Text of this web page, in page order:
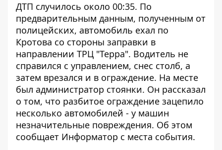
ДТП случилось около 00:35. По
предварительным данным, полученным от
полицейских, автомобиль ехал по
Кротова со стороны заправки в
направлении ТРЦ "Терра". Водитель не
справился с управлением, снес столб, а
затем врезался и в ограждение. На месте
был администратор стоянки. Он рассказал
о том, что разбитое ограждение зацепило
несколько автомобилей - у машин
незначительные повреждения. Об этом
сообщает Информатор с места события.